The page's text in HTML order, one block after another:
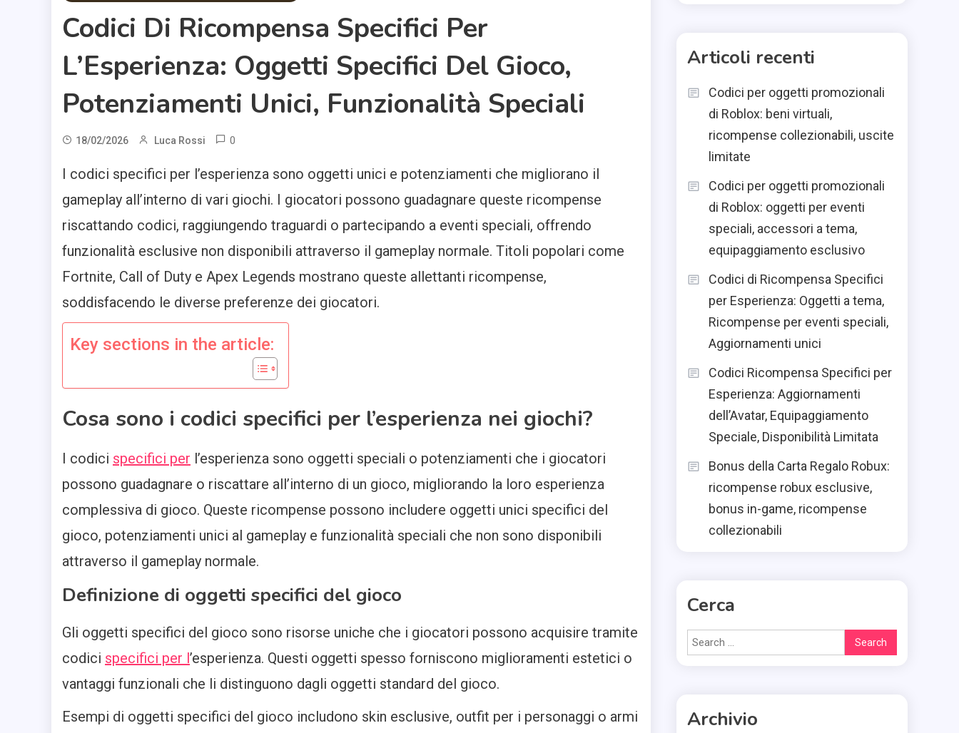
Codici Di Ricompensa Specifici Per
L’Esperienza: Oggetti Specifici Del Gioco,
Potenziamenti Unici, Funzionalità Speciali
18/02/2026 Luca Rossi 0
I codici specifici per l’esperienza sono oggetti unici e potenziamenti che migliorano il
gameplay all’interno di vari giochi. I giocatori possono guadagnare queste ricompense
riscattando codici, raggiungendo traguardi o partecipando a eventi speciali, offrendo
funzionalità esclusive non disponibili attraverso il gameplay normale. Titoli popolari come
Fortnite, Call of Duty e Apex Legends mostrano queste allettanti ricompense,
soddisfacendo le diverse preferenze dei giocatori.
Key sections in the article:
Cosa sono i codici specifici per l’esperienza nei giochi?
I codici specifici per l’esperienza sono oggetti speciali o potenziamenti che i giocatori
possono guadagnare o riscattare all’interno di un gioco, migliorando la loro esperienza
complessiva di gioco. Queste ricompense possono includere oggetti unici specifici del
gioco, potenziamenti unici al gameplay e funzionalità speciali che non sono disponibili
attraverso il gameplay normale.
Definizione di oggetti specifici del gioco
Gli oggetti specifici del gioco sono risorse uniche che i giocatori possono acquisire tramite
codici specifici per l’esperienza. Questi oggetti spesso forniscono miglioramenti estetici o
vantaggi funzionali che li distinguono dagli oggetti standard del gioco.
Esempi di oggetti specifici del gioco includono skin esclusive, outfit per i personaggi o armi
Articoli recenti
Codici per oggetti promozionali
di Roblox: beni virtuali,
ricompense collezionabili, uscite
limitate
Codici per oggetti promozionali
di Roblox: oggetti per eventi
speciali, accessori a tema,
equipaggiamento esclusivo
Codici di Ricompensa Specifici
per Esperienza: Oggetti a tema,
Ricompense per eventi speciali,
Aggiornamenti unici
Codici Ricompensa Specifici per
Esperienza: Aggiornamenti
dell’Avatar, Equipaggiamento
Speciale, Disponibilità Limitata
Bonus della Carta Regalo Robux:
ricompense robux esclusive,
bonus in-game, ricompense
collezionabili
Cerca
Search
for:
Archivio